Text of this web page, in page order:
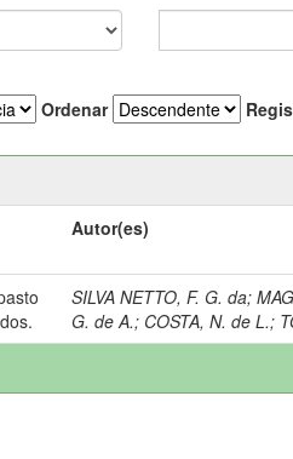
Ordenar
Autor(es)
SILVA NETTO, F. G. da;
G. de A.; COSTA, N. de L.;